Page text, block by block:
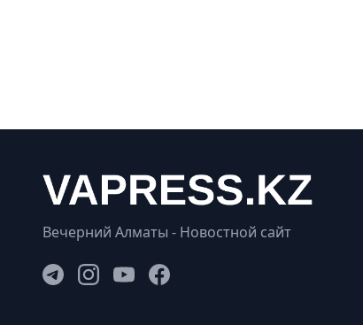
Вечерний Алматы - Новостной сайт